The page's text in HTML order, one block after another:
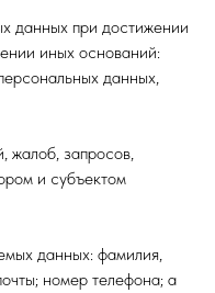
данных при достижении
иных оснований:
данных,
жалоб, запросов,
и субъектом
данных: фамилия,
номер телефона; а